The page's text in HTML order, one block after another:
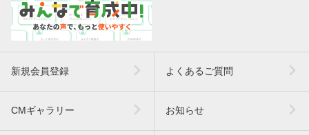
新規会員登録 よくあるご質問
CMギャラリー お知らせ